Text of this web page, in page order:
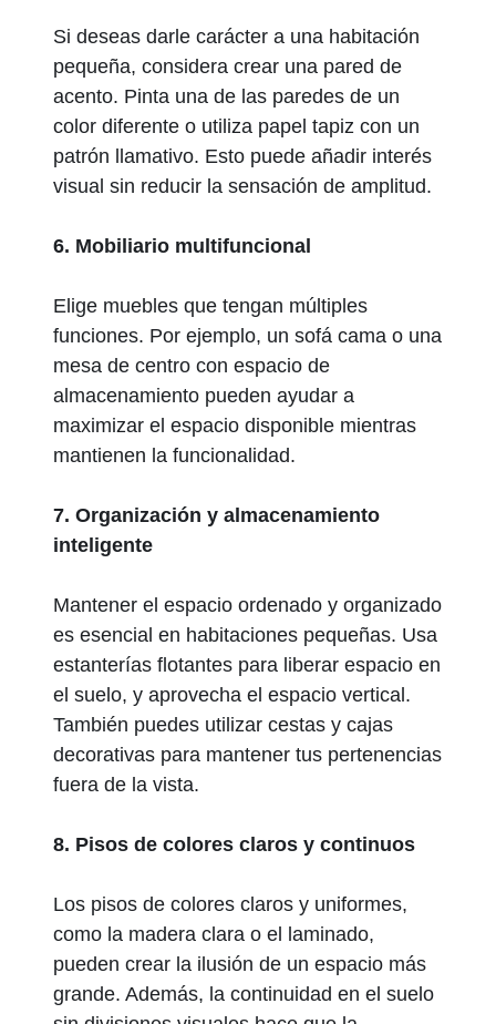
Si deseas darle carácter a una habitación
pequeña, considera crear una pared de
acento. Pinta una de las paredes de un
color diferente o utiliza papel tapiz con un
patrón llamativo. Esto puede añadir interés
visual sin reducir la sensación de amplitud.
6. Mobiliario multifuncional
Elige muebles que tengan múltiples
funciones. Por ejemplo, un sofá cama o una
mesa de centro con espacio de
almacenamiento pueden ayudar a
maximizar el espacio disponible mientras
mantienen la funcionalidad.
7. Organización y almacenamiento
inteligente
Mantener el espacio ordenado y organizado
es esencial en habitaciones pequeñas. Usa
estanterías flotantes para liberar espacio en
el suelo, y aprovecha el espacio vertical.
También puedes utilizar cestas y cajas
decorativas para mantener tus pertenencias
fuera de la vista.
8. Pisos de colores claros y continuos
Los pisos de colores claros y uniformes,
como la madera clara o el laminado,
pueden crear la ilusión de un espacio más
grande. Además, la continuidad en el suelo